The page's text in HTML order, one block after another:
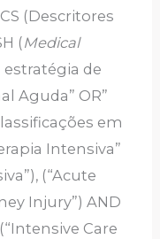
(Descritores
(Medical
estratégia de
Aguda” OR”
em
Intensiva”
(“Acute
Injury”) AND
Care